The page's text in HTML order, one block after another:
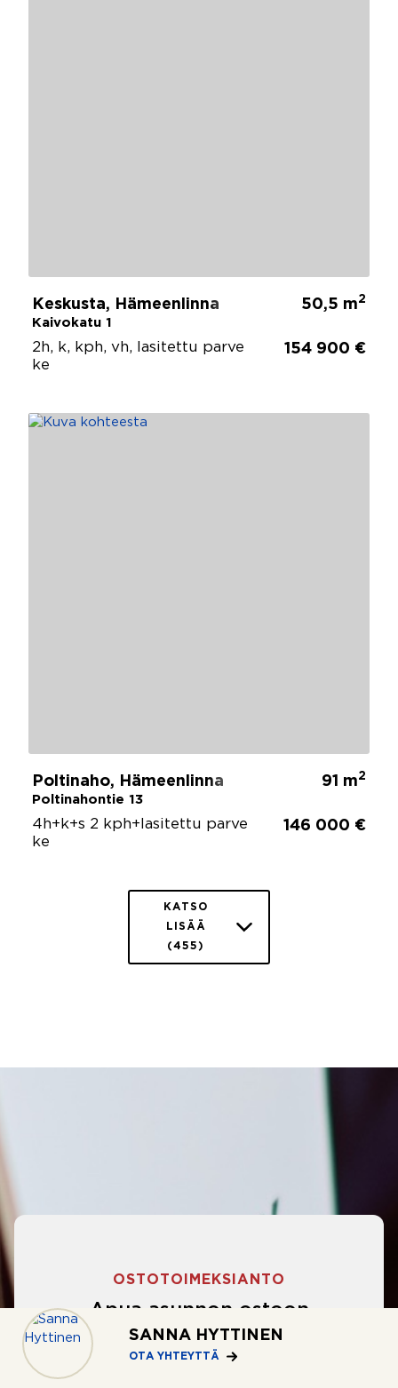
SANNA HYTTINEN
OTA YHTEYTTÄ
Keskusta, Hämeenlinna
Kaivokatu 1
50,5 m2
2h, k, kph, vh, lasitettu parve
ke
154 900 €
Poltinaho, Hämeenlinna
Poltinahontie 13
91 m2
4h+k+s 2 kph+lasitettu parve
ke
146 000 €
KATSO
LISÄÄ
(455)
OSTOTOIMEKSIANTO
Apua asunnon ostoon
Eikö hakukriteereihisi sopivaa asuntoa
ole löytynyt? Jännittääkö asunnon